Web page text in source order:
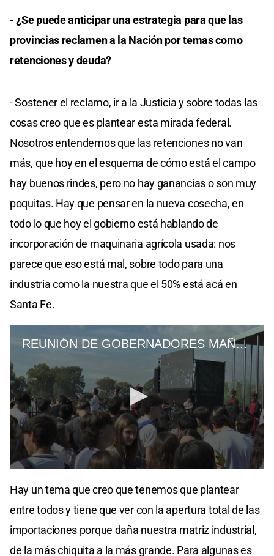
- ¿Se puede anticipar una estrategia para que las
provincias reclamen a la Nación por temas como
retenciones y deuda?
- Sostener el reclamo, ir a la Justicia y sobre todas las
cosas creo que es plantear esta mirada federal.
Nosotros entendemos que las retenciones no van
más, que hoy en el esquema de cómo está el campo
hay buenos rindes, pero no hay ganancias o son muy
poquitas. Hay que pensar en la nueva cosecha, en
todo lo que hoy el gobierno está hablando de
incorporación de maquinaria agrícola usada: nos
parece que eso está mal, sobre todo para una
industria como la nuestra que el 50% está acá en
Santa Fe.
Hay un tema que creo que tenemos que plantear
entre todos y tiene que ver con la apertura total de las
importaciones porque daña nuestra matriz industrial,
de la más chiquita a la más grande. Para algunas es